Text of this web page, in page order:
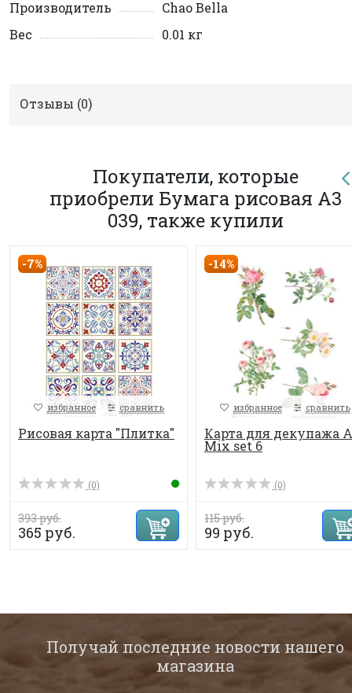
Производитель
Chao Bella
Вес
0.01 кг
Отзывы (0)
Покупатели, которые
приобрели Бумага рисовая A3
039, также купили
-7%
избранное сравнить
Рисовая карта "Плитка"
(0)
393 руб.
365 руб.
-14%
избранное сравнить
Карта для декупажа
Mix set 6
(0)
115 руб.
99 руб.
Получай последние новости нашего
магазина